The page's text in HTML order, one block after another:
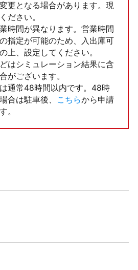
更となる場合があります。現
ださい。
時間が異なります。営業時間
指定が可能のため、入出庫可
上、設定してください。
はシミュレーション結果に含
がございます。
通常48時間以内です。48時
合は駐車後、
こちらから申請
。